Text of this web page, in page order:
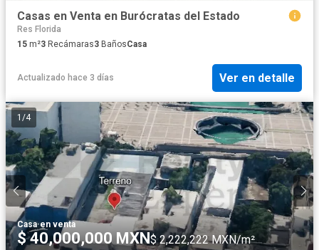
Casas en Venta en Burócratas del Estado
Res Florida
15 m²3 Recámaras3 BañosCasa
Actualizado hace 3 días Ver en detalle
1 /4
Casa·en venta
$ 40,000,000 MXN $ 2,222,222 MXN/m²